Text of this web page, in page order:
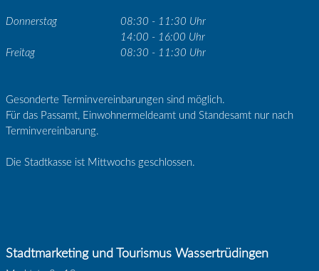
Donnerstag
08:30 - 11:30 Uhr
14:00 - 16:00 Uhr
Freitag
08:30 - 11:30 Uhr
Gesonderte Terminvereinbarungen sind möglich.
Für das Passamt, Einwohnermeldeamt und Standesamt nur nach
Terminvereinbarung.
Die Stadtkasse ist Mittwochs geschlossen.
Stadtmarketing und Tourismus Wassertrüdingen